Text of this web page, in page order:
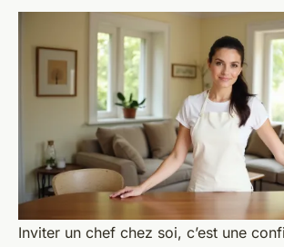
Inviter un chef chez soi, c’est une